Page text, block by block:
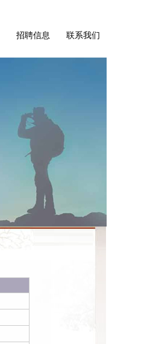
招聘信息 联系我们